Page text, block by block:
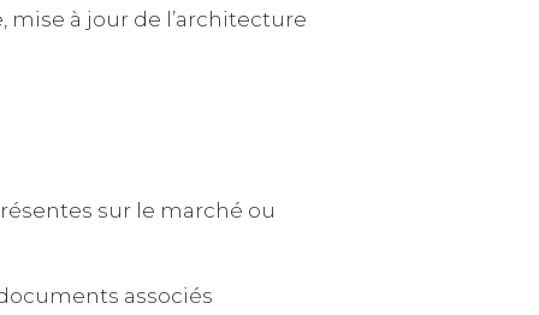
à jour de l’architecture
sur le marché ou
associés